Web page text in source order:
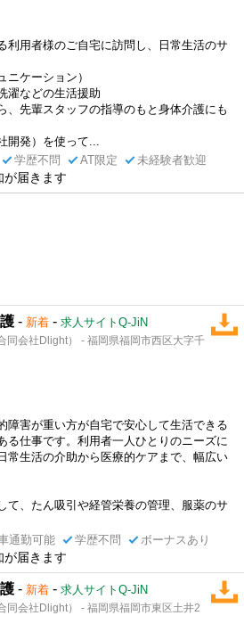
利用者様のご自宅に訪問し、日常生活のサ
ニケーション）
濯などの生活援助
、先輩スタッフの指導のもと身体介護にも
発）を使って...
学歴不問 AT限定 未経験者歓迎
が届きます
- 新着 - 求人サイトQ-JiN
同会社Dlight） - 福岡県福岡市西区大字千
障害が重い方が自宅で安心して生活できる
る仕事です。利用者一人ひとりのニーズに
常生活の介助から医療的ケアまで、幅広い
て、たん吸引や経管栄養の管理、服薬のサ
通勤可能 学歴不問 ボーナスあり
が届きます
- 新着 - 求人サイトQ-JiN
同会社Dlight） - 福岡県福岡市東区土井2